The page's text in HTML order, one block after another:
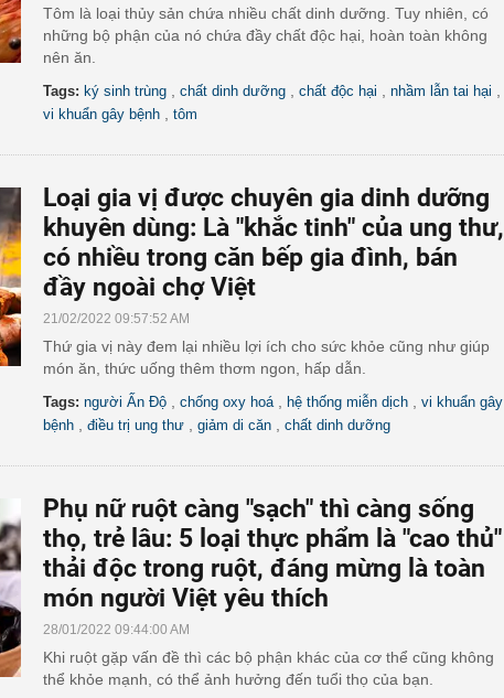
Tôm là loại thủy sản chứa nhiều chất dinh dưỡng. Tuy nhiên, có
những bộ phận của nó chứa đầy chất độc hại, hoàn toàn không
nên ăn.
Tags: ký sinh trùng chất dinh dưỡng chất độc hại nhầm lẫn tai hại
vi khuẩn gây bệnh tôm
Loại gia vị được chuyên gia dinh dưỡng
khuyên dùng: Là "khắc tinh" của ung thư,
có nhiều trong căn bếp gia đình, bán
đầy ngoài chợ Việt
21/02/2022 09:57:52 AM
Thứ gia vị này đem lại nhiều lợi ích cho sức khỏe cũng như giúp
món ăn, thức uống thêm thơm ngon, hấp dẫn.
Tags: người Ấn Độ chống oxy hoá hệ thống miễn dịch
vi khuẩn gây
bệnh
điều trị ung thư giảm di căn chất dinh dưỡng
Phụ nữ ruột càng "sạch" thì càng sống
thọ, trẻ lâu: 5 loại thực phẩm là "cao thủ"
thải độc trong ruột, đáng mừng là toàn
món người Việt yêu thích
28/01/2022 09:44:00 AM
Khi ruột gặp vấn đề thì các bộ phận khác của cơ thể cũng không
thể khỏe mạnh, có thể ảnh hưởng đến tuổi thọ của bạn.